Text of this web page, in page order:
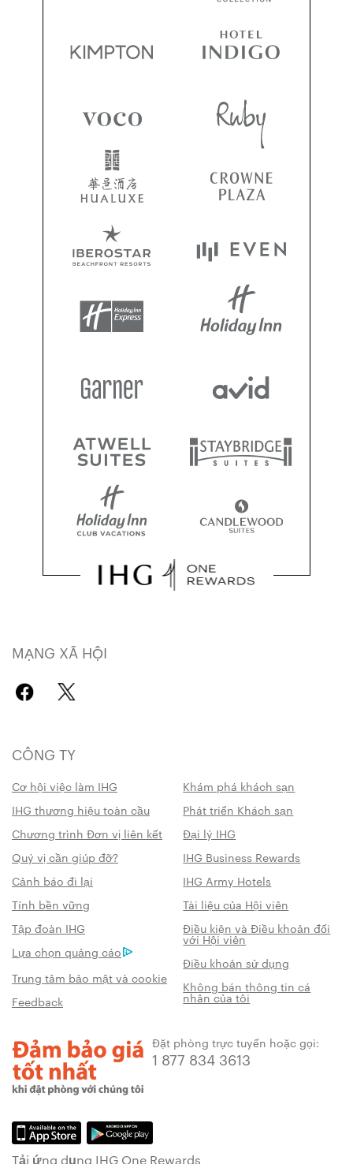
MẠNG XÃ HỘI
CÔNG TY
Cơ hội việc làm IHG
Khám phá khách sạn
IHG thương hiệu toàn cầu
Phát triển Khách sạn
Chương trình Đơn vị liên kết
Đại lý IHG
Quý vị cần giúp đỡ?
IHG Business Rewards
Cảnh báo đi lại
IHG Army Hotels
Tính bền vững
Tài liệu của Hội viên
Tập đoàn IHG
Điều kiện và Điều khoản đối
với Hội viên
Lựa chọn quảng cáo
Điều khoản sử dụng
Trung tâm bảo mật và cookie
Không bán thông tin cá
nhân của tôi
Feedback
Đặt phòng trực tuyến hoặc gọi:
1 877 834 3613
Tải ứng dụng IHG One Rewards